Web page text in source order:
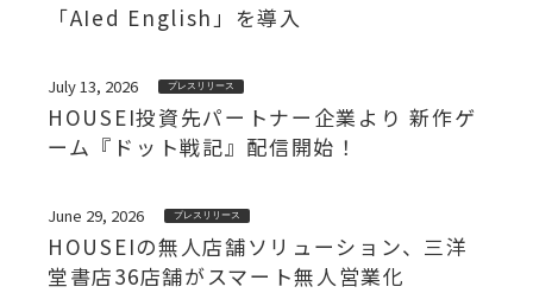
「AIed English」を導入
July 13, 2026 プレスリリース
HOUSEI投資先パートナー企業より 新作ゲ
ーム『ドット戦記』配信開始！
June 29, 2026 プレスリリース
HOUSEIの無人店舗ソリューション、三洋
堂書店36店舗がスマート無人営業化